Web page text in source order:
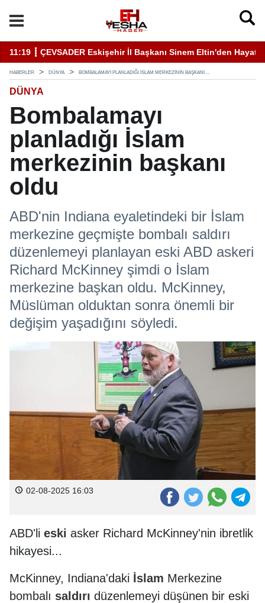
11:19 ┋ ÇEVSADER Eskişehir İl Başkanı Sinem Eltin'den
HABERLER DÜNYA BOMBALAMAYI PLANLADIĞI İSLAM MERKEZININ BAŞKANI ...
DÜNYA
Bombalamayı
planladığı İslam
merkezinin başkanı
oldu
ABD'nin Indiana eyaletindeki bir İslam
merkezine geçmişte bombalı saldırı
düzenlemeyi planlayan eski ABD askeri
Richard McKinney şimdi o İslam
merkezine başkan oldu. McKinney,
Müslüman olduktan sonra önemli bir
değişim yaşadığını söyledi.
02-08-2025 16:03
ABD'li eski asker Richard McKinney'nin ibretlik
hikayesi...
McKinney, Indiana'daki İslam Merkezine
bombalı saldırı düzenlemeyi düşünen bir eski